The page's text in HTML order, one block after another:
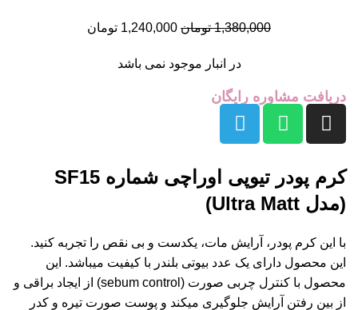
1,380,000 تومان 1,240,000 تومان
در انبار موجود نمی باشد
دریافت مشاوره رایگان
کرم پودر تیوپی اوراچی شماره SF15
(مدل Ultra Matt)
با این کرم پودر، آرایش مات، یکدست و بی نقص را تجربه کنید.
این محصول دارای یک عدد بیوتی بلندر با کیفیت میباشد. این
محصول با کنترل چربی صورت (sebum control) از ایجاد براقی و
از بین رفتن آرایش جلوگیری میکند و پوست صورت تیره و کدر